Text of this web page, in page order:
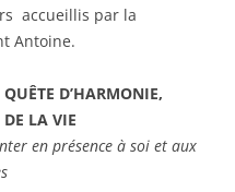
accueillis par la
Antoine.
D’HARMONIE,
LA VIE
en présence à soi et aux